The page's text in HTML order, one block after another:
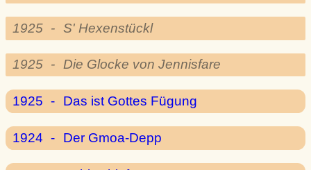
1925 - S' Hexenstückl
1925 - Die Glocke von Jennisfare
1925 - Das ist Gottes Fügung
1924 - Der Gmoa-Depp